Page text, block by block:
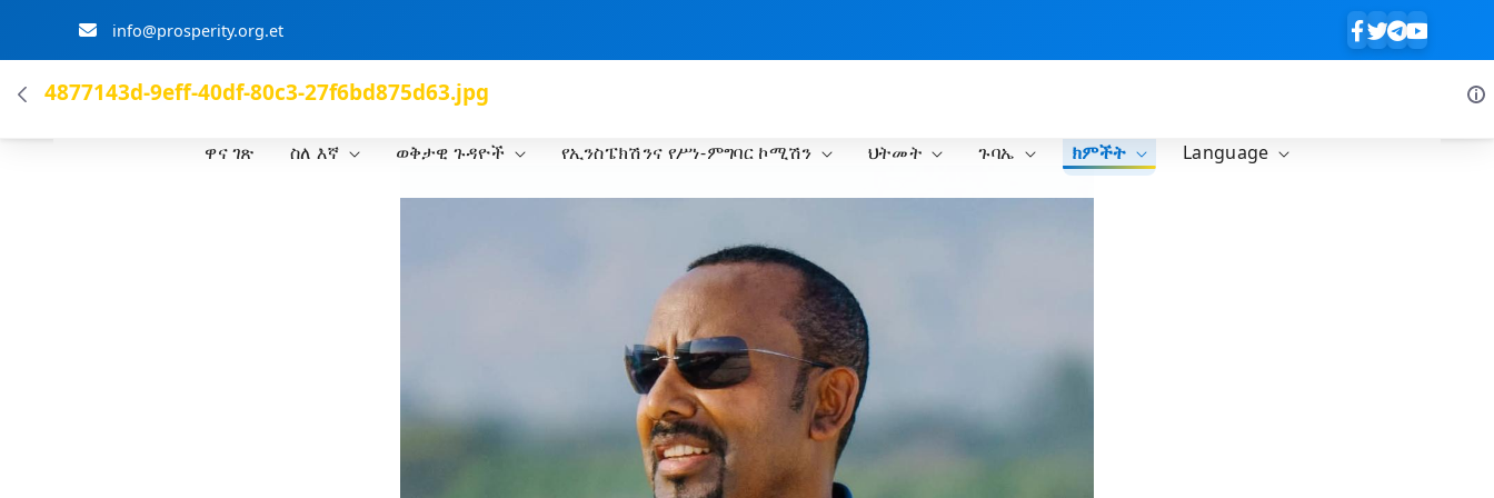
info@prosperity.org.et
ብልፅግና ፓርቲ
ዋና ገጽ ስለ እኛ ወቅታዊ ጉዳዮች የኢንስፔክሽንና የሥነ-ምግባር ኮሚሽን ህትመት ጉባኤ ክምችት Language
4877143d-9eff-40df-80c3-27f6bd875d63.jpg